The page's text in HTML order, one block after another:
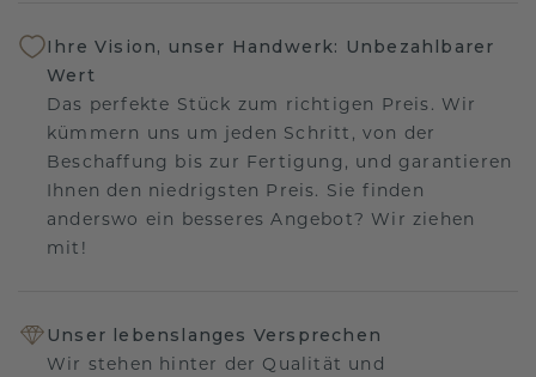
Ihre Vision, unser Handwerk: Unbezahlbarer
Wert
Das perfekte Stück zum richtigen Preis. Wir
kümmern uns um jeden Schritt, von der
Beschaffung bis zur Fertigung, und garantieren
Ihnen den niedrigsten Preis. Sie finden
anderswo ein besseres Angebot? Wir ziehen
mit!
Unser lebenslanges Versprechen
Wir stehen hinter der Qualität und